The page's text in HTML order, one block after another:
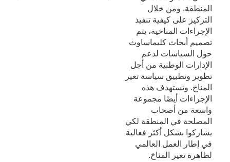
المنطقة. ومن خلال
التركيز على كيفية تنفيذ
الإجراءات المناخية، يتم
تصميم أبحاث كليماساوث
حول السياسات لدعم
الإدارات الوطنية من أجل
تطوير وتطبيق سياسة تغير
المناخ. وتستهدف هذه
الإجراءات أيضًا مجموعة
واسعة من أصحاب
المصلحة في المنطقة لكي
يشاركوا بشكل أكثر فعالية
في إطار العمل العالمي
لظاهرة تغير المناخ.